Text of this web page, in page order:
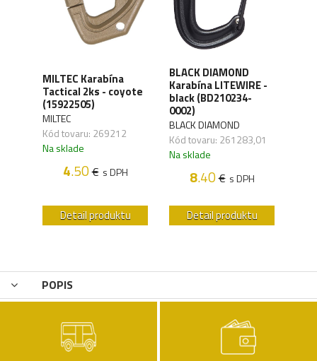
MILTEC Karabína
Tactical 2ks - coyote
(15922505)
MILTEC
Kód tovaru: 269212
Na sklade
4.50€ s DPH
Detail produktu
BLACK DIAMOND
Karabína LITEWIRE -
black (BD210234-
0002)
BLACK DIAMOND
Kód tovaru: 261283,01
Na sklade
8.40€ s DPH
Detail produktu
POPIS